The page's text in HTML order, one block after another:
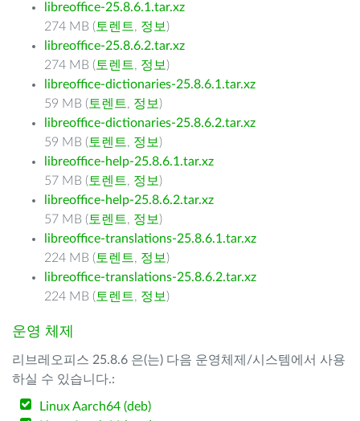
libreoffice-25.8.6.1.tar.xz
274 MB ( 토렌트, 정보 )
libreoffice-25.8.6.2.tar.xz
274 MB ( 토렌트, 정보 )
libreoffice-dictionaries-25.8.6.1.tar.xz
59 MB ( 토렌트, 정보 )
libreoffice-dictionaries-25.8.6.2.tar.xz
59 MB ( 토렌트, 정보 )
libreoffice-help-25.8.6.1.tar.xz
57 MB ( 토렌트, 정보 )
libreoffice-help-25.8.6.2.tar.xz
57 MB ( 토렌트, 정보 )
libreoffice-translations-25.8.6.1.tar.xz
224 MB ( 토렌트, 정보 )
libreoffice-translations-25.8.6.2.tar.xz
224 MB ( 토렌트, 정보 )
운영 체제
리브레오피스 25.8.6 은(는) 다음 운영체제/시스템에서 사용
하실 수 있습니다.:
Linux Aarch64 (deb)